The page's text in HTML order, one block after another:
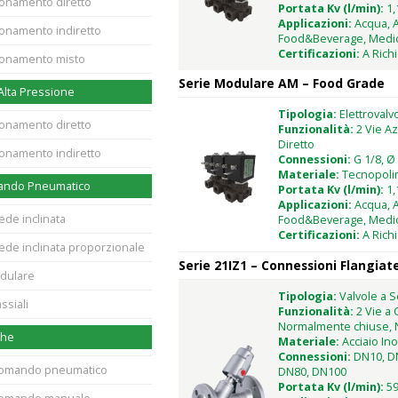
indiretto
misto
Pressione
diretto
indiretto
Pneumatico
inclinata
inclinata proporzionale
pneumatico
Portata Kv (l/min):
Applicazioni: Acqua,
Food&Beverage,
Certificazioni: A
Serie Modulare AM – Food Grade
Tipologia:
Funzionalità: 2 Vie
Diretto
Connessioni: G 1/8, Ø
Materiale:
Portata Kv (l/min):
Applicazioni: Acqua,
Food&Beverage,
Certificazioni: A
Serie 21IZ1 – Connessioni
Tipologia: Valvole a
Funzionalità: 2 Vie a
Normalmente chiuse,
Materiale: Acciaio
Connessioni: DN10,
DN80, DN100
Portata Kv (l/min):